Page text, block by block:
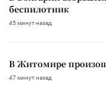
беспилотник
45 минут назад
В Житомире
47 минут назад